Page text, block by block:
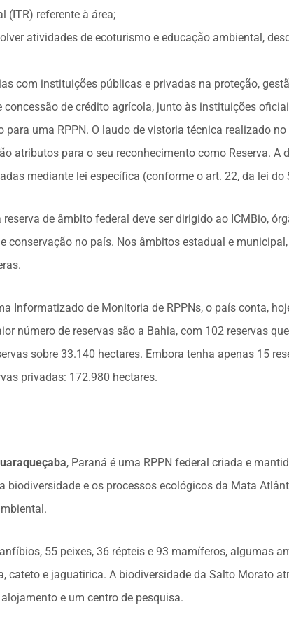
(ITR) referente à área;
atividades de ecoturismo e educação ambiental,
com instituições públicas e privadas na proteção,
concessão de crédito agrícola, junto às instituições
uma RPPN. O laudo de vistoria técnica realizado
atributos para o seu reconhecimento como Reserva. A
mediante lei específica (conforme o art. 22, da lei do
de âmbito federal deve ser dirigido ao ICMBio,
conservação no país. Nos âmbitos estadual e
Informatizado de Monitoria de RPPNs, o país conta,
número de reservas são a Bahia, com 102 reservas
sobre 33.140 hectares. Embora tenha apenas 15
privadas: 172.980 hectares.
, Paraná é uma RPPN federal criada e
biodiversidade e os processos ecológicos da Mata
55 peixes, 36 répteis e 93 mamíferos, algumas
cateto e jaguatirica. A biodiversidade da Salto Morato
e um centro de pesquisa.